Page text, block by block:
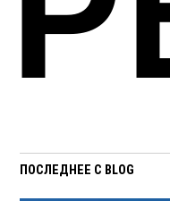
ПОСЛЕДНЕЕ С BLOG